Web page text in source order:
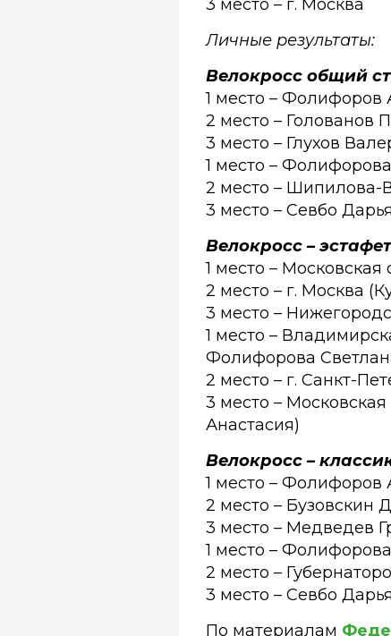
3 место – г. Москва
Личные результаты:
Велокросс общий
1 место – Фолифоров
2 место – Голованов
3 место – Глухов
1 место –
2 место – Шипилова-
3 место – Севбо
Велокросс –
1 место –
2 место – г. Москва
3 место –
1 место –
Фолифорова
2 место – г. Санкт-
3 место –
Анастасия)
Велокросс –
1 место – Фолифоров
2 место – Бузовскин
3 место – Медведев
1 место –
2 место –
3 место – Севбо
По материалам